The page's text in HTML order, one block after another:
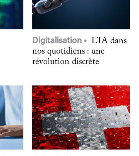
Digitalisation
L’IA dans
nos quotidiens : une
révolution discrète